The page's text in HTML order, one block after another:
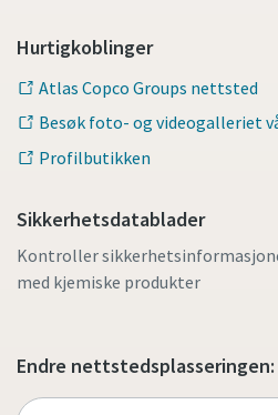
Hurtigkoblinger
Atlas Copco Groups nettsted
Besøk foto- og videogalleriet
Profilbutikken
Sikkerhetsdatablader
Kontroller
med kjemiske produkter
Endre nettstedsplasseringen: